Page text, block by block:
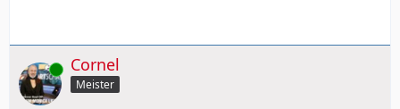
Online Cornel
Meister